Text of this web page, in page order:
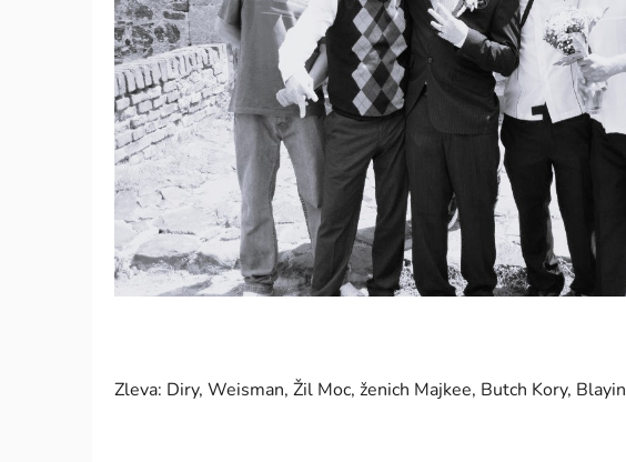
Zleva: Diry, Weisman, Žil Moc, ženich Majkee, Butch Kory, Blayin